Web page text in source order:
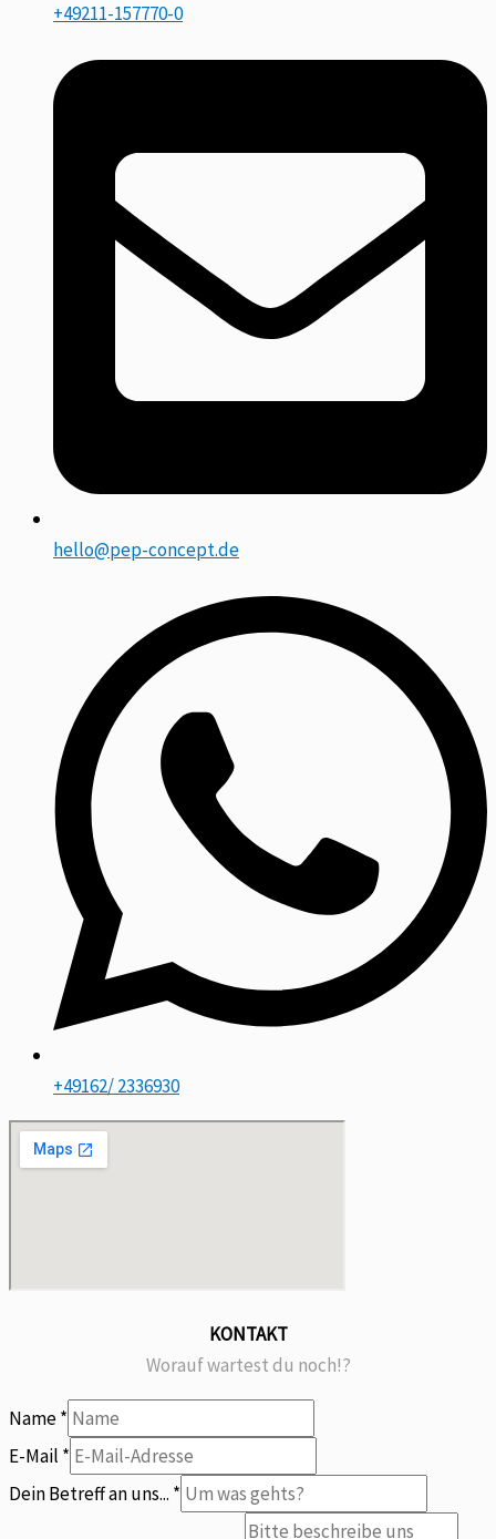
+49211-157770-0
hello@pep-concept.de
+49162/ 2336930
KONTAKT
Worauf wartest du noch!?
Name*
E-Mail *
Betreff
Dein Betreff an uns... *